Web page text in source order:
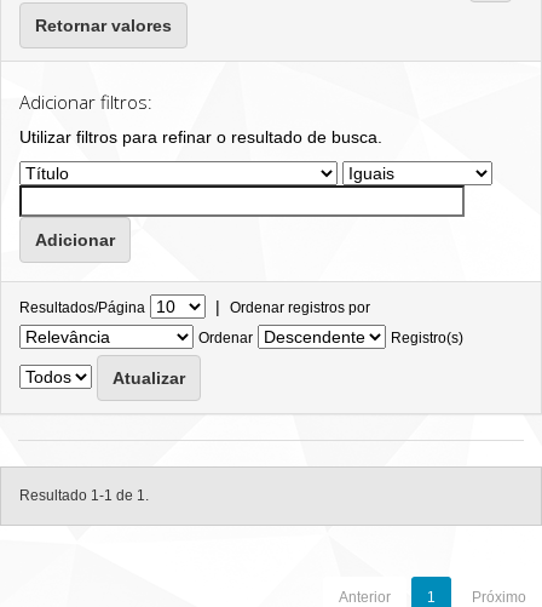
Retornar valores
Adicionar filtros:
Utilizar filtros para refinar o resultado de busca.
Resultados/Página | Ordenar registros por
Ordenar
Registro(s)
Resultado 1-1 de 1.
Anterior 1 Próximo